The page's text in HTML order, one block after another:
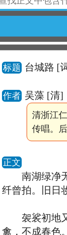
标题 台城路 [
作者 吴藻 [清]
清浙江
传唱。
正文
南湖绿净无
纤曾拍。旧日
袈裟初地又
禽，不成春色